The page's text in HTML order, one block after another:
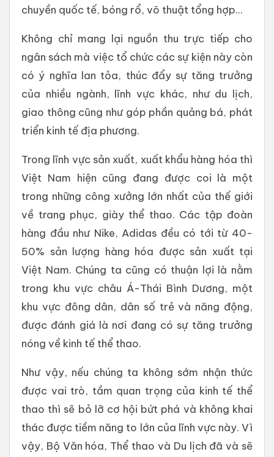
chuyền quốc tế, bóng rổ, võ thuật tổng hợp...
Không chỉ mang lại nguồn thu trực tiếp cho
ngân sách mà việc tổ chức các sự kiện này còn
có ý nghĩa lan tỏa, thúc đẩy sự tăng trưởng
của nhiều ngành, lĩnh vực khác, như du lịch,
giao thông cũng như góp phần quảng bá, phát
triển kinh tế địa phương.
Trong lĩnh vực sản xuất, xuất khẩu hàng hóa thì
Việt Nam hiện cũng đang được coi là một
trong những công xưởng lớn nhất của thế giới
về trang phục, giày thể thao. Các tập đoàn
hàng đầu như Nike, Adidas đều có tới từ 40-
50% sản lượng hàng hóa được sản xuất tại
Việt Nam. Chúng ta cũng có thuận lợi là nằm
trong khu vực châu Á-Thái Bình Dương, một
khu vực đông dân, dân số trẻ và năng động,
được đánh giá là nơi đang có sự tăng trưởng
nóng về kinh tế thể thao.
Như vậy, nếu chúng ta không sớm nhận thức
được vai trò, tầm quan trọng của kinh tế thể
thao thì sẽ bỏ lỡ cơ hội bứt phá và không khai
thác được tiềm năng to lớn của lĩnh vực này. Vì
vậy, Bộ Văn hóa, Thể thao và Du lịch đã và sẽ